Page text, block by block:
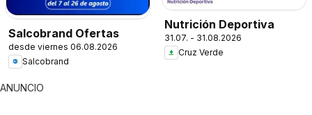
Salcobrand Ofertas
desde viernes 06.08.2026
Salcobrand
Nutrición Deportiva
31.07. - 31.08.2026
Cruz Verde
ANUNCIO